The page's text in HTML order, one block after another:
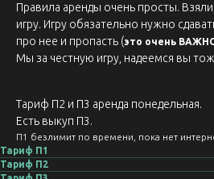
Правила аренды очень просты. Взяли
игру. Игру обязательно нужно
про нее и пропасть (это очень
Мы за честную игру, надеемся вы
Тариф П2 и П3 аренда понедельная.
Есть выкуп П3.
П1 безлимит по времени, пока нет
Тариф П1
Тариф П2